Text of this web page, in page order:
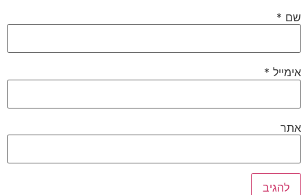
שם *
אימייל *
אתר